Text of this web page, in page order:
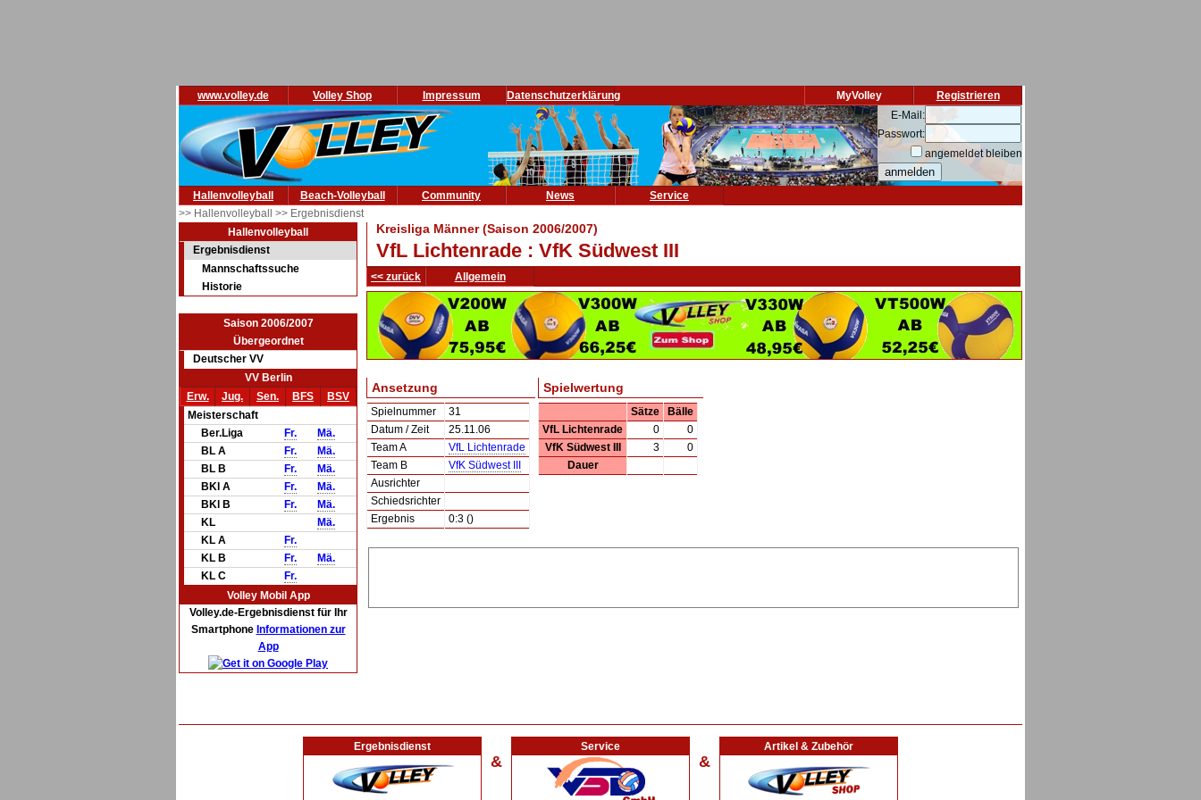
www.volley.de Volley Shop Impressum Datenschutzerklärung Registrieren
MyVolley
E-Mail:
Passwort:
angemeldet bleiben
Hallenvolleyball Beach-Volleyball Community News
Service
>> Hallenvolleyball >> Ergebnisdienst
Hallenvolleyball
Ergebnisdienst
Mannschaftssuche
Historie
Saison 2006/2007
Übergeordnet
Deutscher VV
VV Berlin
Erw.
Jug. Sen. BFS
BSV
Meisterschaft
Ber.Liga
Fr.
Mä.
BL A
Fr.
Mä.
BL B
Fr.
Mä.
BKl A
Fr.
Mä.
BKl B
Fr.
Mä.
KL
Mä.
KL A
Fr.
KL B
Fr.
Mä.
KL C
Fr.
Volley Mobil App
Volley.de-Ergebnisdienst für Ihr
Smartphone Informationen zur
App
Kreisliga Männer (Saison 2006/2007)
VfL Lichtenrade : VfK Südwest III
<< zurück Allgemein
Ansetzung
Spielnummer
31
Datum / Zeit
25.11.06
Team A
VfL Lichtenrade
Team B
VfK Südwest III
Ausrichter
Schiedsrichter
Ergebnis
0:3 ()
Spielwertung
Sätze
Bälle
VfL Lichtenrade
0
0
VfK Südwest III
3
0
Dauer
Ergebnisdienst
&
Service
&
Artikel & Zubehör